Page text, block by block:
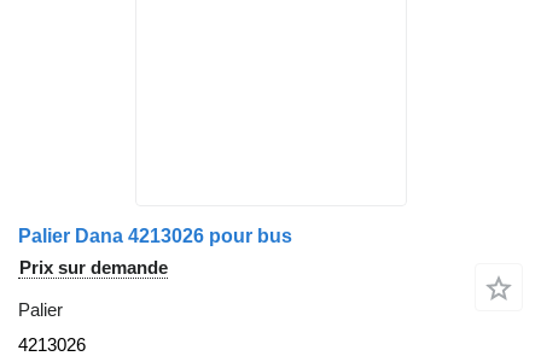
Palier Dana 4213026 pour bus
Prix sur demande
Palier
4213026